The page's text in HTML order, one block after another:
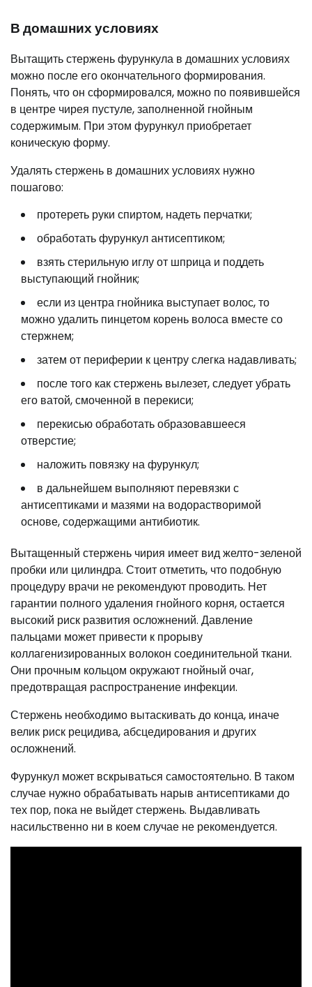
В домашних условиях
Вытащить стержень фурункула в домашних условиях
можно после его окончательного формирования.
Понять, что он сформировался, можно по появившейся
в центре чирея пустуле, заполненной гнойным
содержимым. При этом фурункул приобретает
коническую форму.
Удалять стержень в домашних условиях нужно
пошагово:
протереть руки спиртом, надеть перчатки;
обработать фурункул антисептиком;
взять стерильную иглу от шприца и поддеть
выступающий гнойник;
если из центра гнойника выступает волос, то
можно удалить пинцетом корень волоса вместе со
стержнем;
затем от периферии к центру слегка надавливать;
после того как стержень вылезет, следует убрать
его ватой, смоченной в перекиси;
перекисью обработать образовавшееся
отверстие;
наложить повязку на фурункул;
в дальнейшем выполняют перевязки с
антисептиками и мазями на водорастворимой
основе, содержащими антибиотик.
Вытащенный стержень чирия имеет вид желто-зеленой
пробки или цилиндра. Стоит отметить, что подобную
процедуру врачи не рекомендуют проводить. Нет
гарантии полного удаления гнойного корня, остается
высокий риск развития осложнений. Давление
пальцами может привести к прорыву
коллагенизированных волокон соединительной ткани.
Они прочным кольцом окружают гнойный очаг,
предотвращая распространение инфекции.
Стержень необходимо вытаскивать до конца, иначе
велик риск рецидива, абсцедирования и других
осложнений.
Фурункул может вскрываться самостоятельно. В таком
случае нужно обрабатывать нарыв антисептиками до
тех пор, пока не выйдет стержень. Выдавливать
насильственно ни в коем случае не рекомендуется.